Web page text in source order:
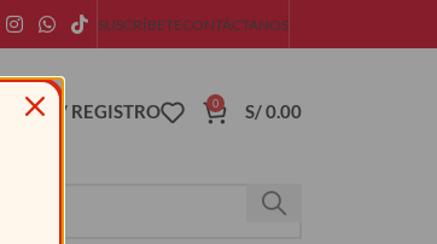
SUSCRÍBETECONTÁCTANOS
/ REGISTRO 0 S/0.00